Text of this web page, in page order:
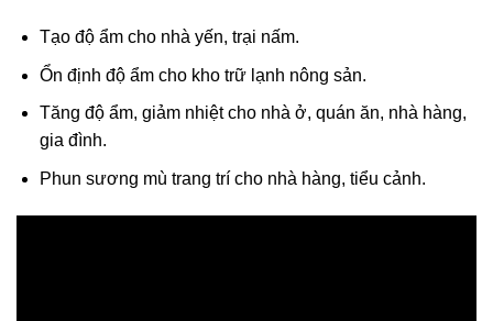
Tạo độ ẩm cho nhà yến, trại nấm.
Ổn định độ ẩm cho kho trữ lạnh nông sản.
Tăng độ ẩm, giảm nhiệt cho nhà ở, quán ăn, nhà hàng,
gia đình.
Phun sương mù trang trí cho nhà hàng, tiểu cảnh.